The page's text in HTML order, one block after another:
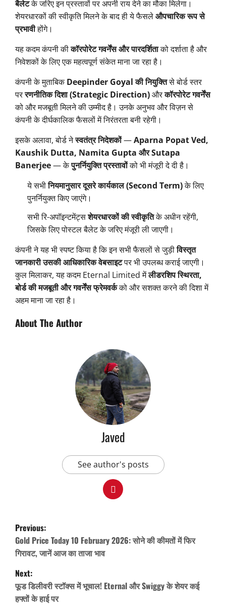
बैलेटके जरिए इन प्रस्तावों पर अपनी राय देने का मौका मिलेगा।
शेयरधारकों की स्वीकृति मिलने के बाद ही ये फैसलेऔपचारिक रूप से
प्रभावीहोंगे।
यह कदम कंपनी कीकॉरपोरेट गवर्नेंस और पारदर्शिताको दर्शाता है और
निवेशकों के लिए एक महत्वपूर्ण संकेत माना जा रहा है।
कंपनी के मुताबिकDeepinder Goyal की नियुक्तिसे बोर्ड स्तर
पररणनीतिक दिशा (Strategic Direction)औरकॉरपोरेट गवर्नेंस
को और मजबूती मिलने की उम्मीद है। उनके अनुभव और विज़न से
कंपनी के दीर्घकालिक फैसलों में निरंतरता बनी रहेगी।
इसके अलावा, बोर्ड नेस्वतंत्र निदेशकों—Aparna Popat Ved,
Kaushik Dutta, Namita Gupta और Sutapa
Banerjee— केपुनर्नियुक्ति प्रस्तावोंको भी मंजूरी दे दी है।
ये सभीनियमानुसार दूसरे कार्यकाल (Second Term)के लिए
पुनर्नियुक्त किए जाएंगे।
सभी रि-अपॉइन्टमेंट्सशेयरधारकों की स्वीकृतिके अधीन रहेंगी,
जिसके लिए पोस्टल बैलेट के जरिए मंजूरी ली जाएगी।
कंपनी ने यह भी स्पष्ट किया है कि इन सभी फैसलों से जुड़ीविस्तृत
जानकारी उसकी आधिकारिक वेबसाइटपर भी उपलब्ध कराई जाएगी।
कुल मिलाकर, यह कदम Eternal Limited मेंलीडरशिप स्थिरता,
बोर्ड की मजबूती और गवर्नेंस फ्रेमवर्कको और सशक्त करने की दिशा में
अहम माना जा रहा है।
About The Author
Javed
See author's posts
P
o
s
t
n
a
Previous:
Gold Price Today 10 February 2026: सोने की कीमतों में फिर
गिरावट, जानें आज का ताजा भाव
Next:
फूड डिलीवरी स्टॉक्स में भूचाल! Eternal और Swiggy के शेयर कई
हफ्तों के हाई पर